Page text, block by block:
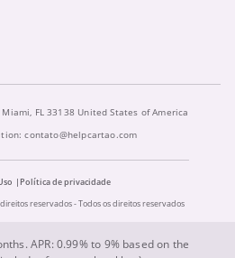
FL 33138 United States of America
contato@helpcartao.com
Política de privacidade
reservados - Todos os direitos reservados
APR: 0.99% to 9% based on the